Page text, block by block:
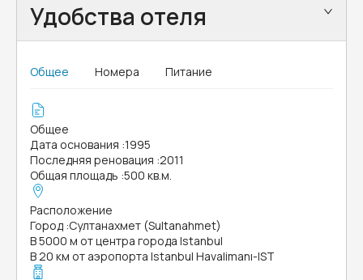
Удобства отеля
Общее Номера Питание
Общее
Дата основания :1995
Последняя реновация :2011
Общая площадь :500 кв.м.
Расположение
Город :Султанахмет (Sultanahmet)
В 5000 м от центра города Istanbul
В 20 км от аэропорта Istanbul Havalimanı-IST